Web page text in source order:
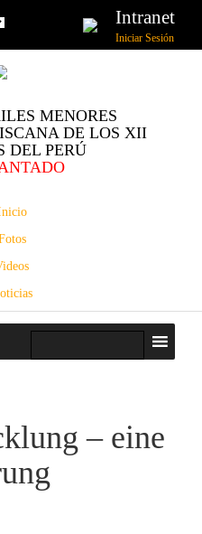
Intranet
Iniciar Sesión
MENORES
DE LOS XII
DEL PERÚ
– eine